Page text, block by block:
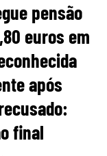
pensão
euros em
após
final